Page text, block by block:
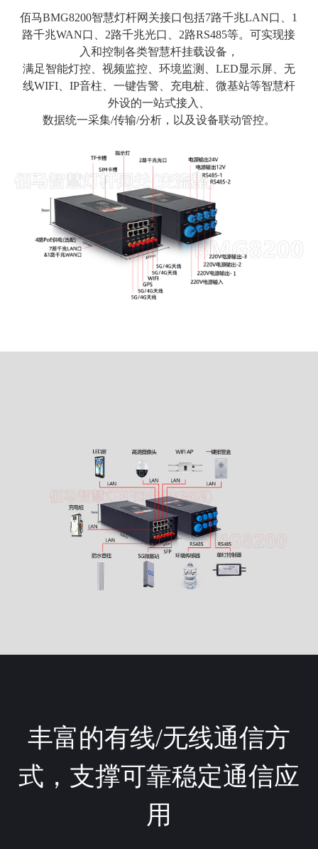
佰马BMG8200智慧灯杆网关接口包括7路千兆LAN口、1
路千兆WAN口、2路千兆光口、2路RS485等。可实现接
入和控制各类智慧杆挂载设备，
满足智能灯控、视频监控、环境监测、LED显示屏、无
线WIFI、IP音柱、一键告警、充电桩、微基站等智慧杆
外设的一站式接入、
数据统一采集/传输/分析，以及设备联动管控。
丰富的有线/无线通信方
式，支撑可靠稳定通信应
用